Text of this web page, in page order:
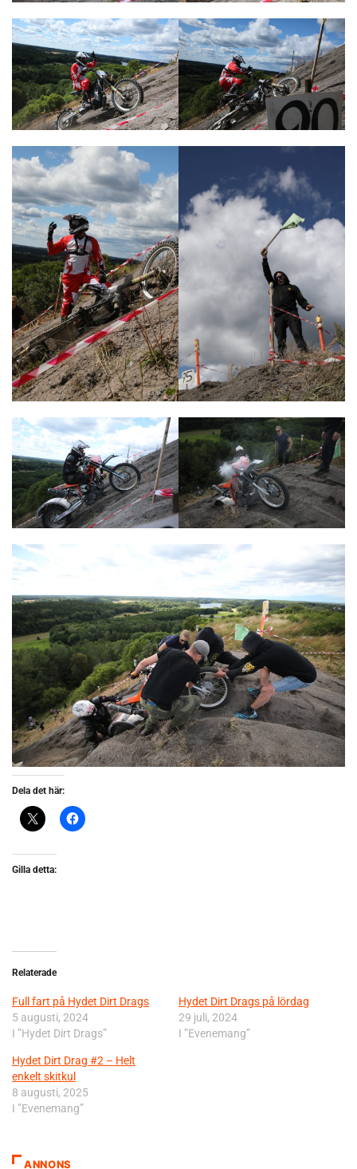
Dela det här:
Gilla detta:
Relaterade
Full fart på Hydet Dirt Drags
5 augusti, 2024
I ”Hydet Dirt Drags”
Hydet Dirt Drags på lördag
29 juli, 2024
I ”Evenemang”
Hydet Dirt Drag #2 – Helt
enkelt skitkul
8 augusti, 2025
I ”Evenemang”
ANNONS